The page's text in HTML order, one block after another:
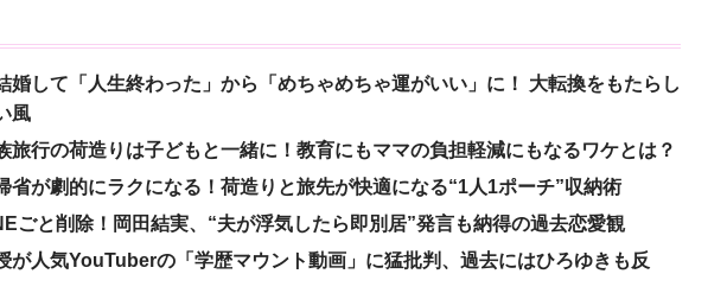
婚して「人生終わった」から「めちゃめちゃ運がいい」に！ 大転換をもたらし
風
旅行の荷造りは子どもと一緒に！教育にもママの負担軽減にもなるワケとは？
省が劇的にラクになる！荷造りと旅先が快適になる“1人1ポーチ”収納術
ごと削除！岡田結実、“夫が浮気したら即別居”発言も納得の過去恋愛観
が人気YouTuberの「学歴マウント動画」に猛批判、過去にはひろゆきも反